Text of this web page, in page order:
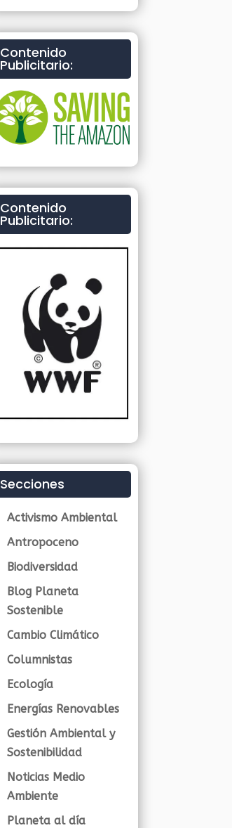
Contenido
Publicitario:
Contenido
Publicitario:
Secciones
Activismo Ambiental
Antropoceno
Biodiversidad
Blog Planeta
Sostenible
Cambio Climático
Columnistas
Ecología
Energías Renovables
Gestión Ambiental y
Sostenibilidad
Noticias Medio
Ambiente
Planeta al día